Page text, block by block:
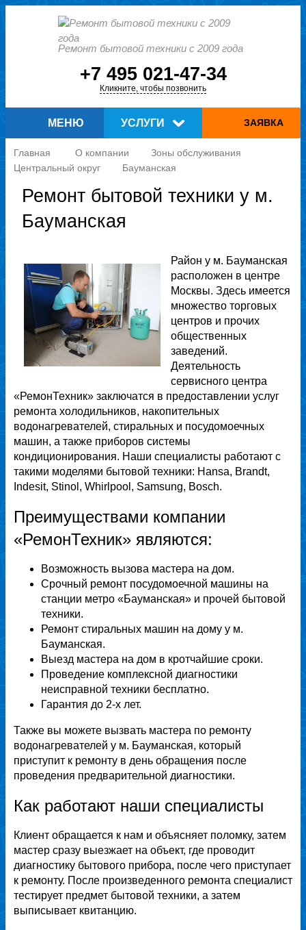
Ремонт бытовой техники с 2009 года
+7 495 021-47-34
Кликните, чтобы позвонить
УСЛУГИ
МЕНЮ ЗАЯВКА
Главная О компании
Зоны обслуживания
Центральный округ
Бауманская
Ремонт бытовой техники у м.
Бауманская
Район у м. Бауманская
расположен в центре
Москвы. Здесь имеется
множество торговых
центров и прочих
общественных
заведений.
Деятельность
сервисного центра
«РемонТехник» заключатся в предоставлении услуг
ремонта холодильников, накопительных
водонагревателей, стиральных и посудомоечных
машин, а также приборов системы
кондиционирования. Наши специалисты работают с
такими моделями бытовой техники: Hansa, Brandt,
Indesit, Stinol, Whirlpool, Samsung, Bosch.
Преимуществами компании
«РемонТехник» являются:
Возможность вызова мастера на дом.
Срочный ремонт посудомоечной машины на
станции метро «Бауманская» и прочей бытовой
техники.
Ремонт стиральных машин на дому у м.
Бауманская.
Выезд мастера на дом в кротчайшие сроки.
Проведение комплексной диагностики
неисправной техники бесплатно.
Гарантия до 2-х лет.
Также вы можете вызвать мастера по ремонту
водонагревателей у м. Бауманская, который
приступит к ремонту в день обращения после
проведения предварительной диагностики.
Как работают наши специалисты
Клиент обращается к нам и объясняет поломку, затем
мастер сразу выезжает на объект, где проводит
диагностику бытового прибора, после чего приступает
к ремонту. После произведенного ремонта специалист
тестирует предмет бытовой техники, а затем
выписывает квитанцию.